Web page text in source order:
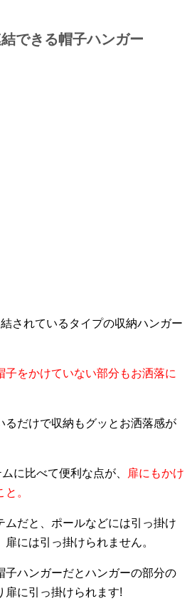
できる帽子ハンガー
されているタイプの収納ハンガー
子をかけていない部分もお洒落に
るだけで収納もグッとお洒落感が
に比べて便利な点が、
扉にもかけ
。
ムだと、ポールなどには引っ掛け
には引っ掛けられません。
子ハンガーだとハンガーの部分の
扉に引っ掛けられます!